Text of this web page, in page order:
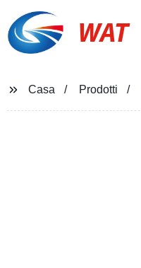
WAT
Casa Prodotti